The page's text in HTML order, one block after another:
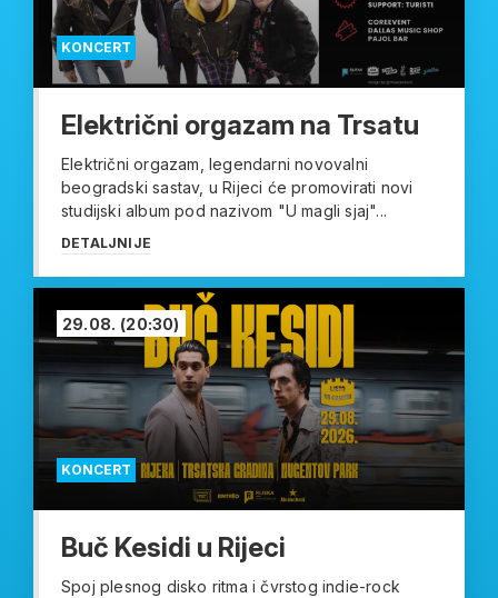
KONCERT
Električni orgazam na Trsatu
Električni orgazam, legendarni novovalni
beogradski sastav, u Rijeci će promovirati novi
studijski album pod nazivom "U magli sjaj"...
DETALJNIJE
KONCERT
29.08. (20:30)
Buč Kesidi u Rijeci
Spoj plesnog disko ritma i čvrstog indie-rock